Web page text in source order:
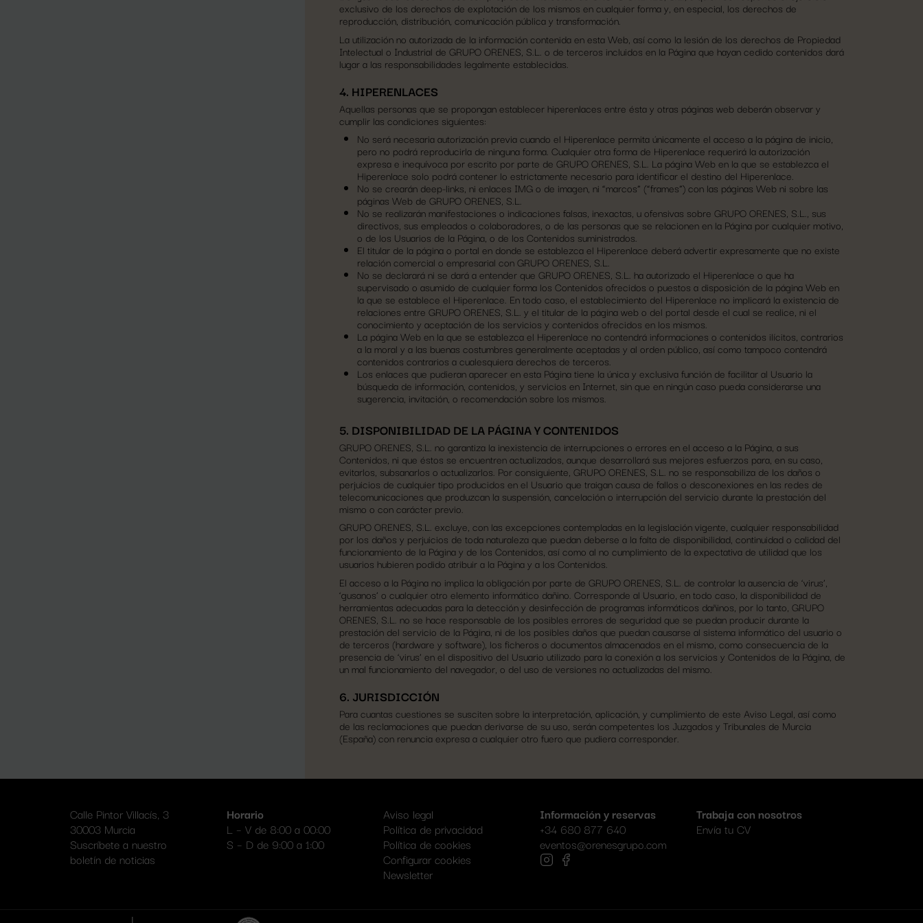
exclusivo de los derechos de explotación de los mismos en cualquier forma y, en especial, los derechos de
reproducción, distribución, comunicación pública y transformación.
La utilización no autorizada de la información contenida en esta Web, así como la lesión de los derechos de Propiedad
Intelectual o Industrial de GRUPO ORENES, S.L. o de terceros incluidos en la Página que hayan cedido contenidos dará
lugar a las responsabilidades legalmente establecidas.
4. HIPERENLACES
Aquellas personas que se propongan establecer hiperenlaces entre ésta y otras páginas web deberán observar y
cumplir las condiciones siguientes:
No será necesaria autorización previa cuando el Hiperenlace permita únicamente el acceso a la página de inicio,
pero no podrá reproducirla de ninguna forma. Cualquier otra forma de Hiperenlace requerirá la autorización
expresa e inequívoca por escrito por parte de GRUPO ORENES, S.L. La página Web en la que se establezca el
Hiperenlace solo podrá contener lo estrictamente necesario para identificar el destino del Hiperenlace.
No se crearán deep-links, ni enlaces IMG o de imagen, ni “marcos” (“frames”) con las páginas Web ni sobre las
páginas Web de GRUPO ORENES, S.L.
No se realizarán manifestaciones o indicaciones falsas, inexactas, u ofensivas sobre GRUPO ORENES, S.L., sus
directivos, sus empleados o colaboradores, o de las personas que se relacionen en la Página por cualquier motivo,
o de los Usuarios de la Página, o de los Contenidos suministrados.
El titular de la página o portal en donde se establezca el Hiperenlace deberá advertir expresamente que no existe
relación comercial o empresarial con GRUPO ORENES, S.L.
No se declarará ni se dará a entender que GRUPO ORENES, S.L. ha autorizado el Hiperenlace o que ha
supervisado o asumido de cualquier forma los Contenidos ofrecidos o puestos a disposición de la página Web en
la que se establece el Hiperenlace. En todo caso, el establecimiento del Hiperenlace no implicará la existencia de
relaciones entre GRUPO ORENES, S.L. y el titular de la página web o del portal desde el cual se realice, ni el
conocimiento y aceptación de los servicios y contenidos ofrecidos en los mismos.
La página Web en la que se establezca el Hiperenlace no contendrá informaciones o contenidos ilícitos, contrarios
a la moral y a las buenas costumbres generalmente aceptadas y al orden público, así como tampoco contendrá
contenidos contrarios a cualesquiera derechos de terceros.
Los enlaces que pudieran aparecer en esta Página tiene la única y exclusiva función de facilitar al Usuario la
búsqueda de información, contenidos, y servicios en Internet, sin que en ningún caso pueda considerarse una
sugerencia, invitación, o recomendación sobre los mismos.
5. DISPONIBILIDAD DE LA PÁGINA Y CONTENIDOS
GRUPO ORENES, S.L. no garantiza la inexistencia de interrupciones o errores en el acceso a la Página, a sus
Contenidos, ni que éstos se encuentren actualizados, aunque desarrollará sus mejores esfuerzos para, en su caso,
evitarlos, subsanarlos o actualizarlos. Por consiguiente, GRUPO ORENES, S.L. no se responsabiliza de los daños o
perjuicios de cualquier tipo producidos en el Usuario que traigan causa de fallos o desconexiones en las redes de
telecomunicaciones que produzcan la suspensión, cancelación o interrupción del servicio durante la prestación del
mismo o con carácter previo.
GRUPO ORENES, S.L. excluye, con las excepciones contempladas en la legislación vigente, cualquier responsabilidad
por los daños y perjuicios de toda naturaleza que puedan deberse a la falta de disponibilidad, continuidad o calidad del
funcionamiento de la Página y de los Contenidos, así como al no cumplimiento de la expectativa de utilidad que los
usuarios hubieren podido atribuir a la Página y a los Contenidos.
El acceso a la Página no implica la obligación por parte de GRUPO ORENES, S.L. de controlar la ausencia de ‘virus’,
‘gusanos’ o cualquier otro elemento informático dañino. Corresponde al Usuario, en todo caso, la disponibilidad de
herramientas adecuadas para la detección y desinfección de programas informáticos dañinos, por lo tanto, GRUPO
ORENES, S.L. no se hace responsable de los posibles errores de seguridad que se puedan producir durante la
prestación del servicio de la Página, ni de los posibles daños que puedan causarse al sistema informático del usuario o
de terceros (hardware y software), los ficheros o documentos almacenados en el mismo, como consecuencia de la
presencia de ‘virus’ en el dispositivo del Usuario utilizado para la conexión a los servicios y Contenidos de la Página, de
un mal funcionamiento del navegador, o del uso de versiones no actualizadas del mismo.
6. JURISDICCIÓN
Para cuantas cuestiones se susciten sobre la interpretación, aplicación, y cumplimiento de este Aviso Legal, así como
de las reclamaciones que puedan derivarse de su uso, serán competentes los Juzgados y Tribunales de Murcia
(España) con renuncia expresa a cualquier otro fuero que pudiera corresponder.
Calle Pintor Villacís, 3
30003 Murcia
Suscríbete a nuestro
boletín de noticias
Horario
L – V de 8:00 a 00:00
S – D de 9:00 a 1:00
Aviso legal
Política de privacidad
Política de cookies
Configurar cookies
Newsletter
Información y reservas
+34 680 877 640
eventos@orenesgrupo.com
Trabaja con nosotros
Envía tu CV